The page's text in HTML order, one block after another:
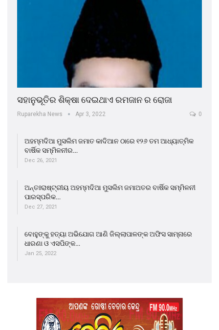
ସହାନୁଭୂତିର ଶିକ୍ଷା ଦେଇଥାଏ ରମଜାନ ର ରୋଜା
Ruparekha News Apr 3, 2022 0
ଅହମ୍ମଦିଆ ମୁସଲିମ ଜମାତ କାଦିଆନ ଠାରେ ୧୨୬ ତମ ଆଧ୍ୟାତ୍ମିକ
ବାର୍ଷିକ ସମ୍ମିଳନୀର…
Dec 26, 2021
ଅନ୍ତଃରାଷ୍ଟ୍ରୀୟ ଅହମ୍ମଦିଆ ମୁସଲିମ ଜମାଅତର ବାର୍ଷିକ ସମ୍ମିଳନୀ
ପାରସ୍ପରିକ…
Dec 27, 2021
ବୋହୁଙ୍କୁ ହତ୍ୟା ଅଭିଯୋଗ ଆଣି ଜିଲ୍ଲାପାଳଙ୍କ ଅଫିସ ସାମ୍ନାରେ
ଧାରଣା ଓ ଏସପିଙ୍କ…
Jan 25, 2022